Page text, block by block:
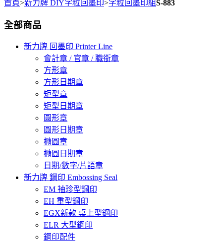
首頁>新力牌 DIY字粒回墨印>字粒回墨印組S-883
全部商品
新力牌 回墨印 Printer Line
會計章 / 官章 / 職銜章
方形章
方形日期章
矩型章
矩型日期章
圓形章
圓形日期章
橢圓章
橢圓日期章
日期/數字/片語章
新力牌 鋼印 Embossing Seal
EM 袖珍型鋼印
EH 重型鋼印
EGX新款 桌上型鋼印
ELR 大型鋼印
鋼印配件